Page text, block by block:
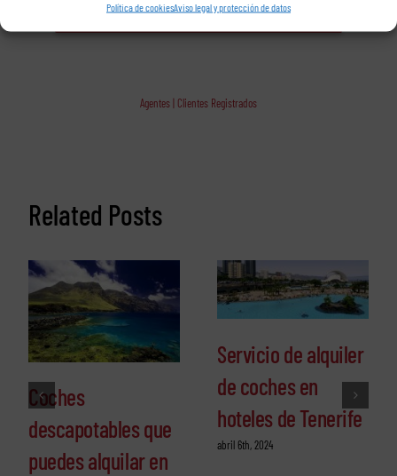
Política de cookiesAviso legal y protección de datos
Agentes | Clientes Registrados
Related Posts
Coches
descapotables que
puedes alquilar en
Servicio de alquiler
de coches en
hoteles de Tenerife
abril 6th, 2024